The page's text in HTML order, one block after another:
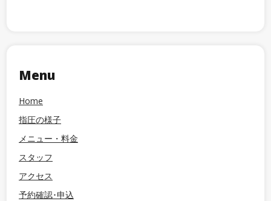
Menu
Home
指圧の様子
メニュー・料金
スタッフ
アクセス
予約確認･申込